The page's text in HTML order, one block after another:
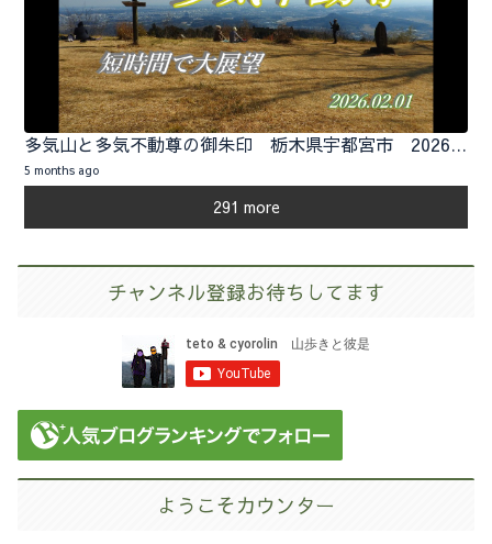
多気山と多気不動尊の御朱印 栃木県宇都宮市 2026.02.01
5 months ago
291 more
チャンネル登録お待ちしてます
ようこそカウンター